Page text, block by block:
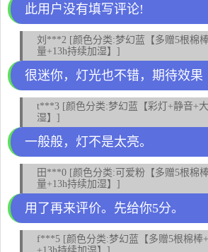
此用户没有填写评论!
刘***2 [颜色分类:梦幻蓝【多赠5根棉
量+13h持续加湿】]
很迷你，灯光也不错，期待效果
t***3 [颜色分类:梦幻蓝【彩灯+静音+
湿】]
一般般，灯不是太亮。
田***0 [颜色分类:可爱粉【多赠5根棉
量+13h持续加湿】]
用了再来评价。先给你5分。
f***5 [颜色分类:梦幻蓝【多赠5根棉棒